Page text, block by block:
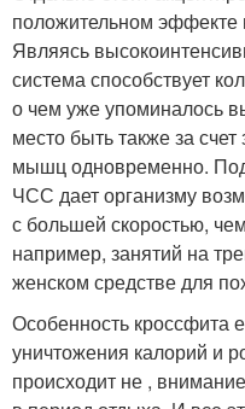
положительном эффекте
Являясь
система способствует
о чем уже упоминалось
место быть также за
мышц одновременно.
ЧСС дает организму
с большей скоростью,
например, занятий на
женском средстве для
Особенность кроссфита
уничтожения калорий и
происходит не ,